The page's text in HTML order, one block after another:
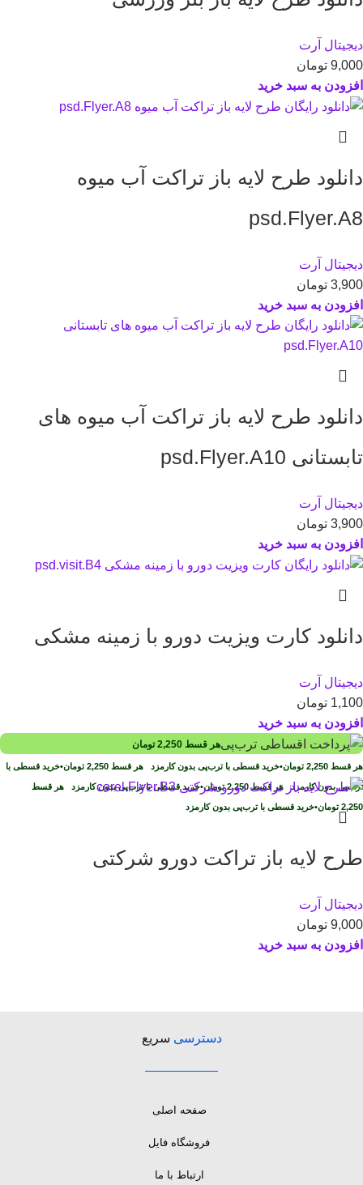
دیجیتال آرت
9,000 تومان
افزودن به سبد خرید
دانلود طرح لايه باز تراکت آب میوه
psd.Flyer.A8
دیجیتال آرت
3,900 تومان
افزودن به سبد خرید
دانلود طرح لايه باز تراکت آب میوه های
تابستانی psd.Flyer.A10
دیجیتال آرت
3,900 تومان
افزودن به سبد خرید
دانلود کارت ويزيت دورو با زمینه مشکی
دیجیتال آرت
1,100 تومان
افزودن به سبد خرید
هر قسط 2,250 تومان
هر قسط 2,250 تومان•خرید قسطی با ترب‌پی بدون کارمزد هر قسط 2,250 تومان•خرید قسطی با
ترب‌پی بدون کارمزد هر قسط2,250 تومان•خرید قسطی با ترب‌پی بدون کارمزد هر قسط
2,250 تومان•خرید قسطی با ترب‌پی بدون کارمزد
طرح لايه باز تراکت دورو شرکتی
دیجیتال آرت
9,000 تومان
افزودن به سبد خرید
دسترسی سریع
صفحه اصلی
فروشگاه فایل
ارتباط با ما